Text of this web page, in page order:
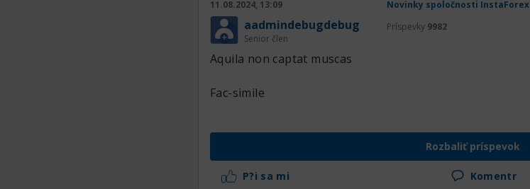
11.08.2024, 13:09 Novinky spoločnosti InstaForex
aadmindebugdebug
Senior člen
Príspevky 9982
Aquila non captat muscas
Fac-simile
Rozbaliť príspevok
P?i sa mi Komentr